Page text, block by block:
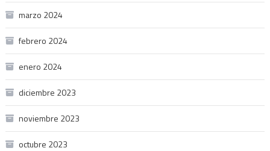
marzo 2024
febrero 2024
enero 2024
diciembre 2023
noviembre 2023
octubre 2023